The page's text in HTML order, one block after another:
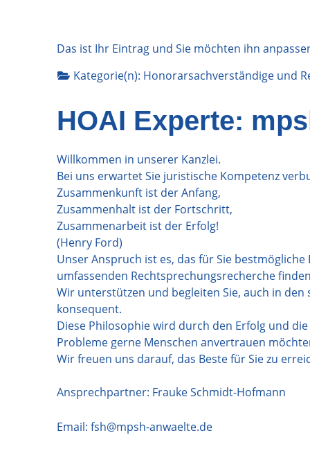
Das ist Ihr Eintrag und Sie möchten ihn
Kategorie(n): Honorarsachverständige und
HOAI Experte:
Willkommen in unserer Kanzlei.
Bei uns erwartet Sie juristische Kompetenz
Zusammenkunft ist der Anfang,
Zusammenhalt ist der Fortschritt,
Zusammenarbeit ist der Erfolg!
(Henry Ford)
Unser Anspruch ist es, das für Sie
umfassenden Rechtsprechungsrecherche
Wir unterstützen und begleiten Sie, auch in
konsequent.
Diese Philosophie wird durch den Erfolg und
Probleme gerne Menschen anvertrauen
Wir freuen uns darauf, das Beste für Sie zu
Ansprechpartner: Frauke Schmidt-Hofmann
Email: fsh@mpsh-anwaelte.de